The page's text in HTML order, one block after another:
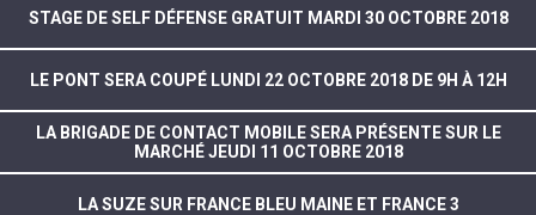
STAGE DE SELF DÉFENSE GRATUIT MARDI 30 OCTOBRE 2018
LE PONT SERA COUPÉ LUNDI 22 OCTOBRE 2018 DE 9H À 12H
LA BRIGADE DE CONTACT MOBILE SERA PRÉSENTE SUR LE
MARCHÉ JEUDI 11 OCTOBRE 2018
LA SUZE SUR FRANCE BLEU MAINE ET FRANCE 3